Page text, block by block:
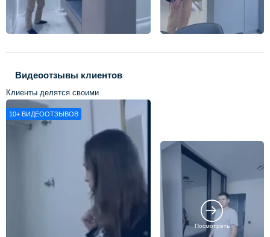
Видеоотзывы клиентов
Клиенты делятся своими
впечатлениями о нашей работе
10+ ВИДЕООТЗЫВОВ
Посмотреть